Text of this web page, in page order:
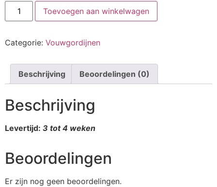
Toevoegen aan winkelwagen
Categorie: Vouwgordijnen
Beschrijving Beoordelingen (0)
Beschrijving
Levertijd: 3 tot 4 weken
Beoordelingen
Er zijn nog geen beoordelingen.